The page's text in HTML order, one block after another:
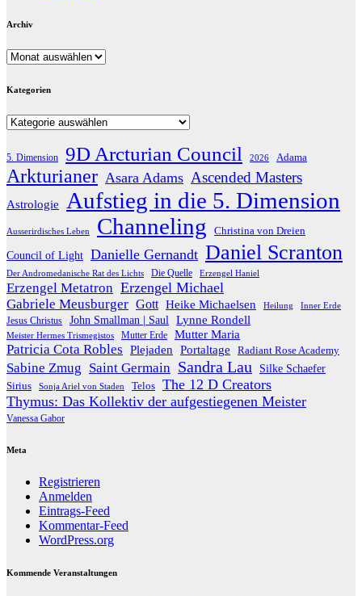
Archiv
Archiv
Kategorien
Kategorien
5. Dimension 9D Arcturian Council 2026 Adama
Arkturianer Asara Adams Ascended Masters
Astrologie Aufstieg in die 5. Dimension
Ausserirdisches Leben Channeling Christina von Dreien
Council of Light Danielle Gernandt Daniel Scranton
Der Andromedanische Rat des Lichts Die Quelle Erzengel Haniel
Erzengel Metatron Erzengel Michael
Gabriele Meusburger Gott Heike Michaelsen Heilung Inner Erde
Jesus Christus John Smallman | Saul Lynne Rondell
Meister Hermes Trismegistos Mutter Erde Mutter Maria
Patricia Cota Robles Plejaden Portaltage Radiant Rose Academy
Sabine Zmug Saint Germain Sandra Lau Silke Schaefer
Sirius Sonja Ariel von Staden Telos The 12 D Creators
Thymus: Das Kollektiv der aufgestiegenen Meister
Vanessa Gabor
Meta
Registrieren
Anmelden
Eintrags-Feed
Kommentar-Feed
WordPress.org
Kommende Veranstaltungen